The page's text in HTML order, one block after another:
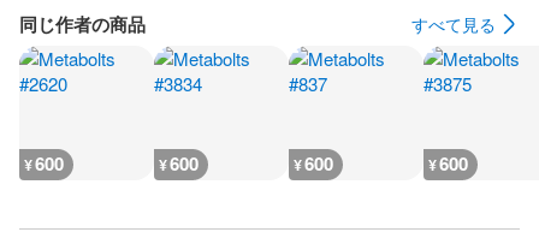
同じ作者の商品 すべて見る
¥600 ¥600 ¥600 ¥600